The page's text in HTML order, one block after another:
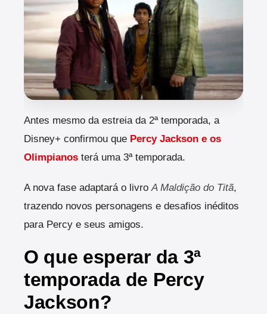
Antes mesmo da estreia da 2ª temporada, a
Disney+ confirmou que Percy Jackson e os
Olimpianos terá uma 3ª temporada.
A nova fase adaptará o livroA Maldição do Titã,
trazendo novos personagens e desafios inéditos
para Percy e seus amigos.
O que esperar da 3ª
temporada de Percy
Jackson?